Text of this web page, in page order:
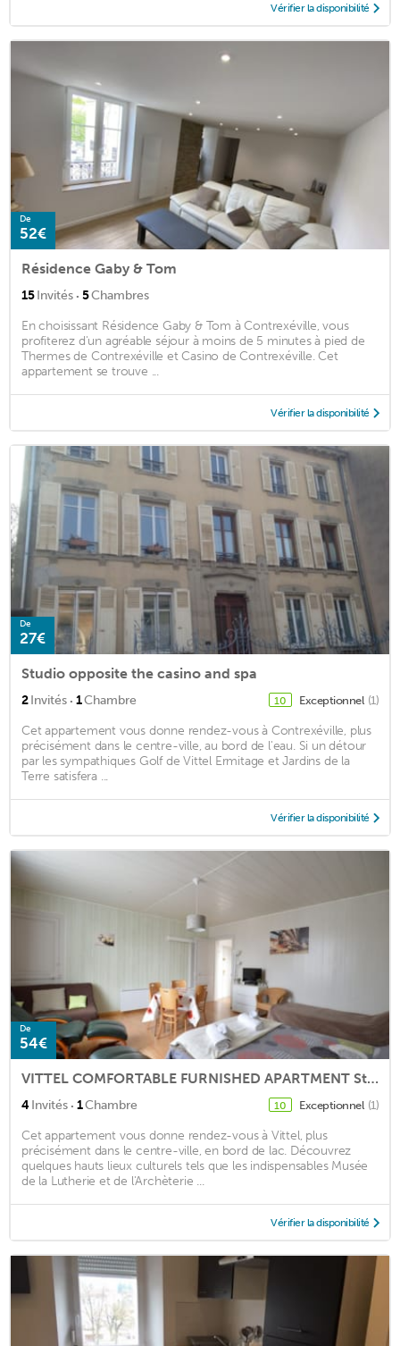
Vérifier la disponibilité
De
52€
Résidence Gaby & Tom
15Invités · 5Chambres
En choisissant Résidence Gaby & Tom à Contrexéville, vous
profiterez d'un agréable séjour à moins de 5 minutes à pied de
Thermes de Contrexéville et Casino de Contrexéville. Cet
appartement se trouve ...
Vérifier la disponibilité
De
27€
Studio opposite the casino and spa
2Invités · 1Chambre 10 Exceptionnel (1)
Cet appartement vous donne rendez-vous à Contrexéville, plus
précisément dans le centre-ville, au bord de l'eau. Si un détour
par les sympathiques Golf de Vittel Ermitage et Jardins de la
Terre satisfera ...
Vérifier la disponibilité
De
54€
VITTEL COMFORTABLE FURNISHED APARTMENT Stage city of the Tour de France 2017
4Invités · 1Chambre 10 Exceptionnel (1)
Cet appartement vous donne rendez-vous à Vittel, plus
précisément dans le centre-ville, en bord de lac. Découvrez
quelques hauts lieux culturels tels que les indispensables Musée
de la Lutherie et de l'Archèterie ...
Vérifier la disponibilité